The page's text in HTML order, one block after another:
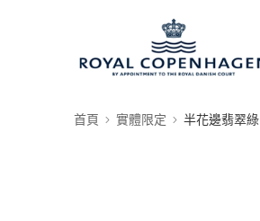
首頁 實體限定 半花邊翡翠綠